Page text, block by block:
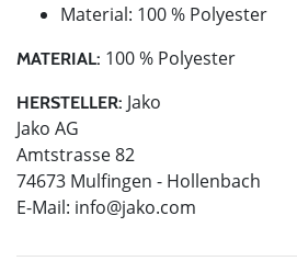
Material: 100 % Polyester
MATERIAL: 100 % Polyester
HERSTELLER: Jako
Jako AG
Amtstrasse 82
74673 Mulfingen - Hollenbach
E-Mail: info@jako.com